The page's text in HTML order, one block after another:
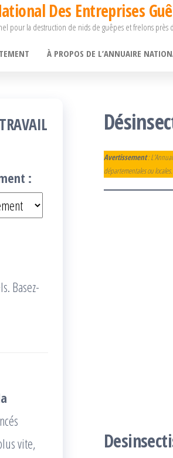
Des Entreprises
pour la destruction de nids de guêpes et frelons près
À PROPOS DE L’ANNUAIRE
Avertissement:
départementales ou
:
Basez-
vite,